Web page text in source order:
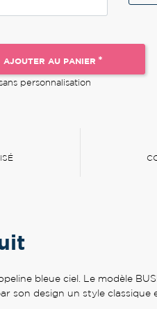
AJOUTER AU PANIER *
personnalisation
bleue ciel. Le modèle
son design un style classique